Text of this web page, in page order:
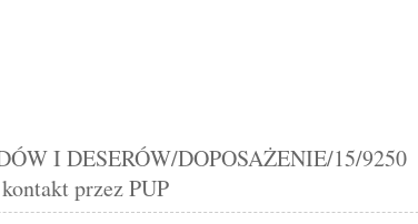
I DESERÓW/DOPOSAŻENIE/15/9250
przez PUP